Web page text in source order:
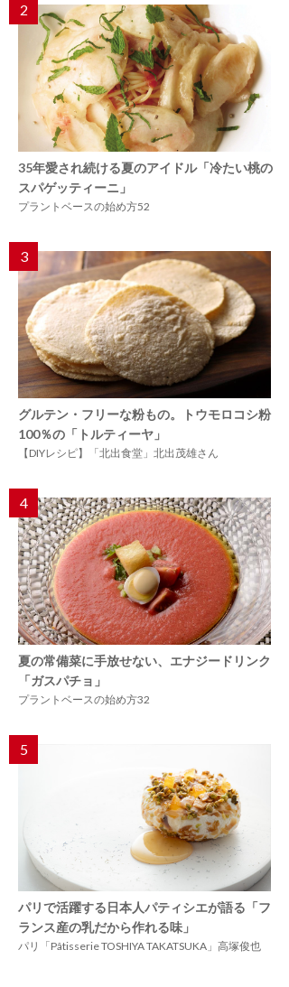
2
35年愛され続ける夏のアイドル「冷たい桃の
スパゲッティーニ」
プラントベースの始め方52
3
グルテン・フリーな粉もの。トウモロコシ粉
100％の「トルティーヤ」
【DIYレシピ】「北出食堂」北出茂雄さん
4
夏の常備菜に手放せない、エナジードリンク
「ガスパチョ」
プラントベースの始め方32
5
パリで活躍する日本人パティシエが語る「フ
ランス産の乳だから作れる味」
パリ「Pâtisserie TOSHIYA TAKATSUKA」高塚俊也